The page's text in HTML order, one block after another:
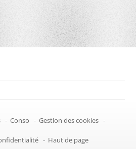
- Conso - Gestion des cookies -
- Haut de page